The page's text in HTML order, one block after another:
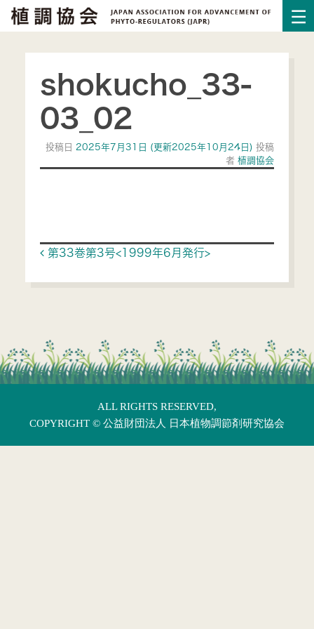
shokucho_33-
03_02
投稿日 2025年7月31日 (更新2025年10月24日)投稿
者 植調協会
Post navigation
第33巻第3号<1999年6月発行>
ALL RIGHTS RESERVED,
COPYRIGHT © 公益財団法人 日本植物調節剤研究協会